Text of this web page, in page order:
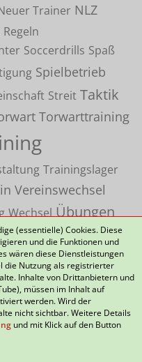
Trainer NLZ
Regeln
Soccerdrills Spaß
Spielbetrieb
Streit Taktik
Torwarttraining
Trainingslager
Vereinswechsel
Wechsel Übungen
Impressum
Fragen
(essentielle) Cookies. Diese
und die Funktionen und
wären diese Dienstleistungen
die Nutzung als registrierter
Inhalte von Drittanbietern und
müssen im Inhalt auf
werden. Wird der
nicht sichtbar. Weitere Details
und mit Klick auf den Button